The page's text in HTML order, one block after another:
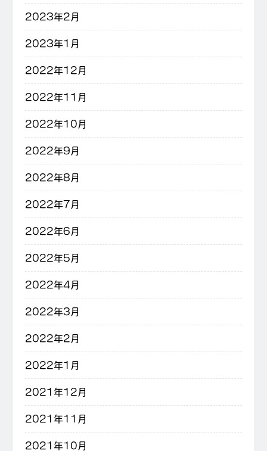
2023年2月
2023年1月
2022年12月
2022年11月
2022年10月
2022年9月
2022年8月
2022年7月
2022年6月
2022年5月
2022年4月
2022年3月
2022年2月
2022年1月
2021年12月
2021年11月
2021年10月